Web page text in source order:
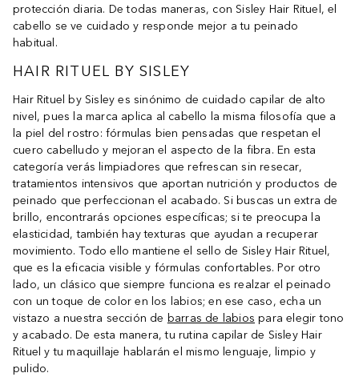
protección diaria. De todas maneras, con Sisley Hair Rituel, el
cabello se ve cuidado y responde mejor a tu peinado
habitual.
HAIR RITUEL BY SISLEY
Hair Rituel by Sisley es sinónimo de cuidado capilar de alto
nivel, pues la marca aplica al cabello la misma filosofía que a
la piel del rostro: fórmulas bien pensadas que respetan el
cuero cabelludo y mejoran el aspecto de la fibra. En esta
categoría verás limpiadores que refrescan sin resecar,
tratamientos intensivos que aportan nutrición y productos de
peinado que perfeccionan el acabado. Si buscas un extra de
brillo, encontrarás opciones específicas; si te preocupa la
elasticidad, también hay texturas que ayudan a recuperar
movimiento. Todo ello mantiene el sello de Sisley Hair Rituel,
que es la eficacia visible y fórmulas confortables. Por otro
lado, un clásico que siempre funciona es realzar el peinado
con un toque de color en los labios; en ese caso, echa un
vistazo a nuestra sección de barras de labios para elegir tono
y acabado. De esta manera, tu rutina capilar de Sisley Hair
Rituel y tu maquillaje hablarán el mismo lenguaje, limpio y
pulido.